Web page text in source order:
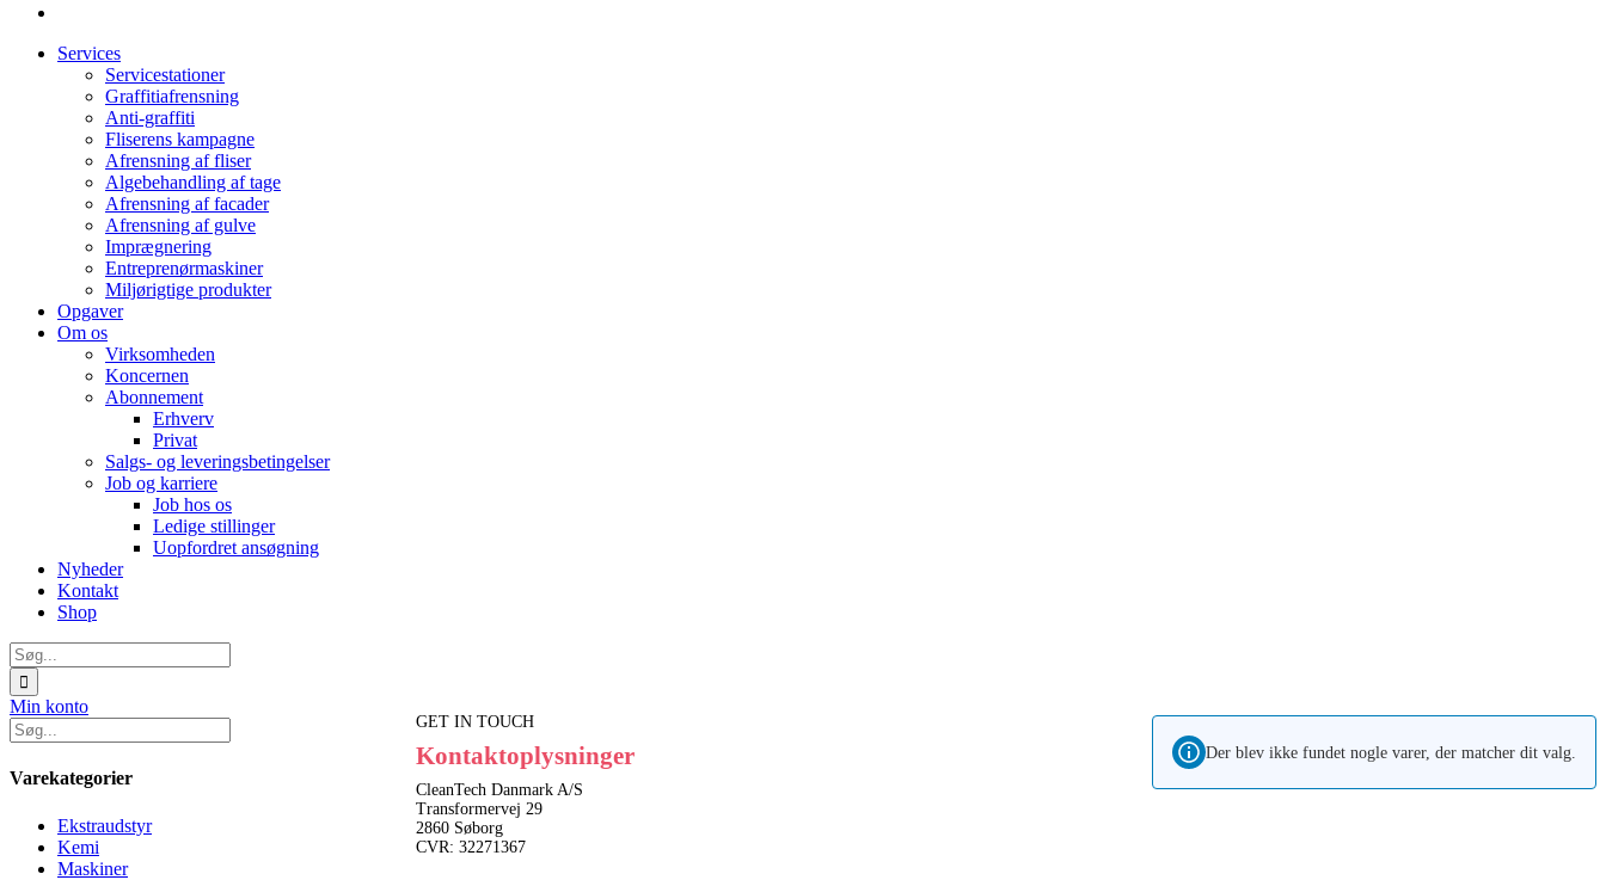
Services
Servicestationer
Graffitiafrensning
Anti-graffiti
Fliserens kampagne
Afrensning af fliser
Algebehandling af tage
Afrensning af facader
Afrensning af gulve
Imprægnering
Entreprenørmaskiner
Miljørigtige produkter
Opgaver
Om os
Virksomheden
Koncernen
Abonnement
Erhverv
Privat
Salgs- og leveringsbetingelser
Job og karriere
Job hos os
Ledige stillinger
Uopfordret ansøgning
Nyheder
Kontakt
Shop
Søg
efter:
Der blev ikke fundet nogle varer, der matcher dit valg.
Min konto
Varekategorier
Ekstraudstyr
Kemi
Maskiner
GET IN TOUCH
Kontaktoplysninger
CleanTech Danmark A/S
Transformervej 29
2860 Søborg
CVR: 32271367